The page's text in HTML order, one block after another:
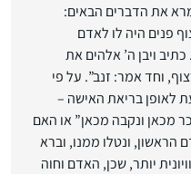
את הדברים הבאים:
פנים היה לו לאדם
ויבן ה’ אלהים את
וחד אמר: זנב”. על פי
לאופן בריאת האישה –
מכאן ונקבה מכאן” או האם
הראשון, ונטלו ממנו, וברא
יותר, שכן, האדם וחוה